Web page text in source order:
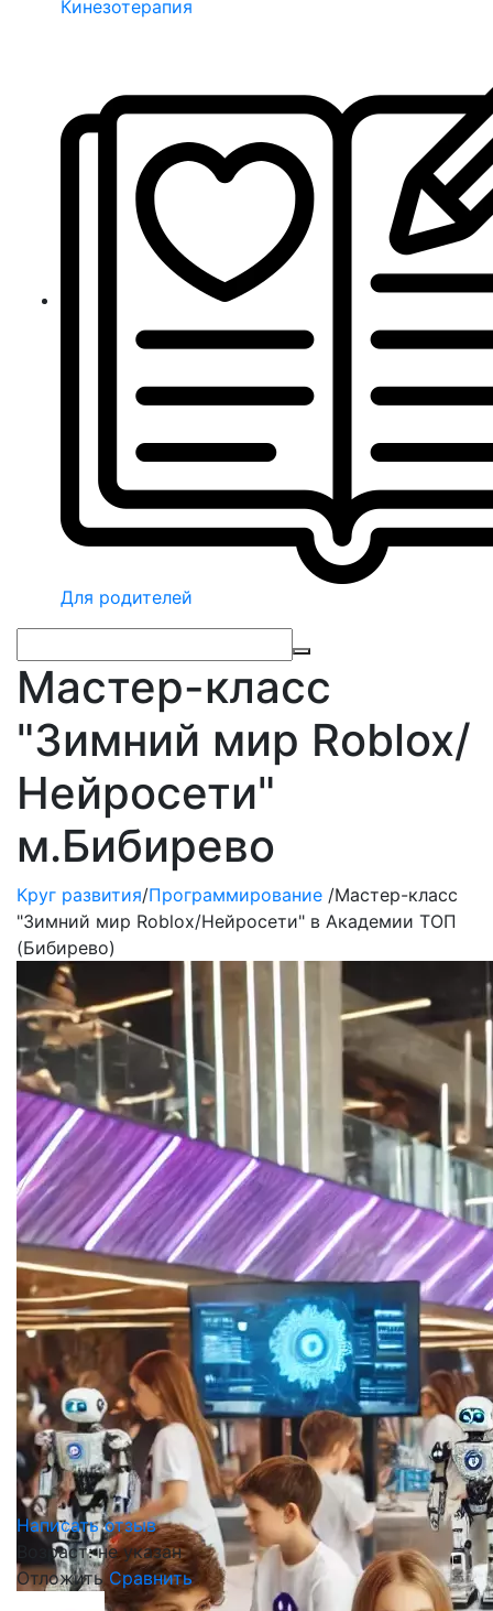
Кинезотерапия
Для родителей
Мастер-класс
"Зимний мир Roblox/
Нейросети"
м.Бибирево
Круг развития/Программирование /Мастер-класс
"Зимний мир Roblox/Нейросети" в Академии ТОП
(Бибирево)
Написать отзыв
Возраст: не указан
Отложить Сравнить